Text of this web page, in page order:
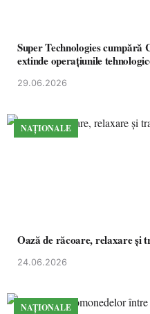
Super Technologies cumpără
extinde operațiunile
29.06.2026
NAȚIONALE
Oază de răcoare, relaxare și
24.06.2026
NAȚIONALE